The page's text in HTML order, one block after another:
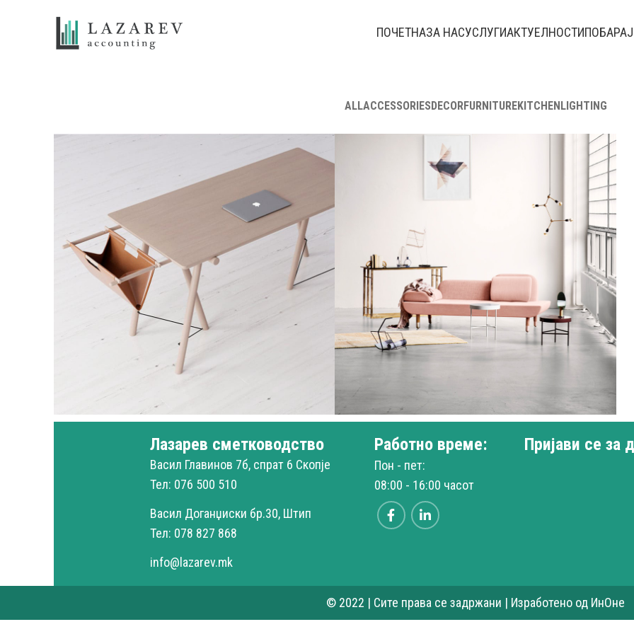
ПОЧЕТНАЗА НАСУСЛУГИАКТУЕЛНОСТИ
ALLACCESSORIESDECORFURNITUREKITCHENLIGHTING
Decor
Et vestibulum quis a suspendisse Decor
Rhoncus quisque sollicitudin
Лазарев сметководство
Васил Главинов 7б, спрат 6 Скопје
Тел: 076 500 510
Васил Доганџиски бр.30, Штип
Тел: 078 827 868
info@lazarev.mk
Работно време:
Пон - пет:
08:00 - 16:00 часот
Пријави се за
© 2022 | Сите права се задржани | Изработено од ИнОне